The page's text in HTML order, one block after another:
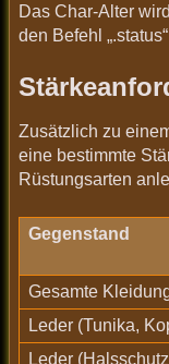
Das Char-Alter
den Befehl
Zusätzlich zu
eine bestimmte
Rüstungsarten
Gegenstand
Gesamte
Leder (Tunika,
Leder